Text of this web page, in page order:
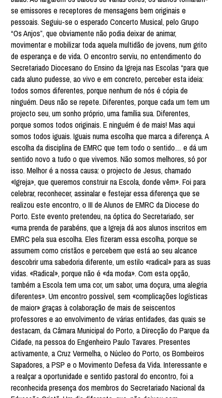
se emissores e receptores de mensagens bem originais e
pessoais. Seguiu-se o esperado Concerto Musical, pelo Grupo
“Os Anjos”, que obviamente não podia deixar de animar,
movimentar e mobilizar toda aquela multidão de jovens, num grito
de esperança e de vida. O encontro serviu, no entendimento do
Secretariado Diocesano do Ensino da Igreja nas Escolas “para que
cada aluno pudesse, ao vivo e em concreto, perceber esta ideia:
todos somos diferentes, porque nenhum de nós é cópia de
ninguém. Deus não se repete. Diferentes, porque cada um tem um
projecto seu, um sonho próprio, uma família sua. Diferentes,
porque somos todos originais. E ninguém é de mais! Mas aqui
somos todos iguais. Iguais numa escolha que marca a diferença. A
escolha da disciplina de EMRC que tem todo o sentido… e dá um
sentido novo a tudo o que vivemos. Não somos melhores, só por
isso. Melhor é a nossa causa: o projecto de Jesus, chamado
«Igreja», que queremos construir na Escola, donde vêm». Foi para
celebrar, reconhecer, assinalar e festejar essa diferença que se
realizou este encontro, o III de Alunos de EMRC da Diocese do
Porto. Este evento pretendeu, na óptica do Secretariado, ser
«uma prenda de parabéns, que a Igreja dá aos alunos inscritos em
EMRC pela sua escolha. Eles fizeram essa escolha, porque se
assumem como cristãos e percebem que está ao seu alcance
descobrir uma sabedoria diferente, um estilo «radical» para as suas
vidas. «Radical», porque não é «da moda». Com esta opção,
também a Escola tem uma cor, um sabor, uma doçura, uma alegria
diferentes». Um encontro possível, sem «complicações logísticas
de maior» graças à colaboração de mais de seiscentos
professores e ao envolvimento de várias entidades, das quais se
destacam, da Câmara Municipal do Porto, a Direcção do Parque da
Cidade, na pessoa do Engenheiro Paulo Tavares. Presentes
activamente, a Cruz Vermelha, o Núcleo do Porto, os Bombeiros
Sapadores, a PSP e o Movimento Defesa da Vida. Interessante e
a realçar a oportunidade e sentido pastoral do encontro, foi a
reconhecida presença dos membros do Secretariado Nacional da